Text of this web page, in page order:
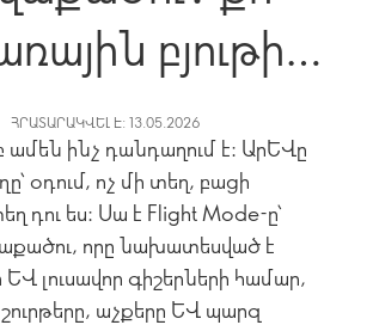
բյութի
սկսվում է
այստեղ
ՀՐԱՏԱՐԱԿՎԵԼ Է: 13.05.2026
ամեն ինչ դանդաղում է։ Արևը
օդում, ոչ մի տեղ, բացի
դու ես։ Սա է Flight Mode-ը՝
որը նախատեսված է
լուսավոր գիշերների համար,
շուրթերը, աչքերը և պարզ